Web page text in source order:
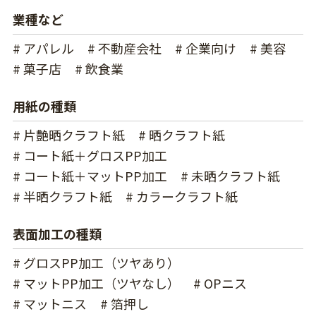
業種など
# アパレル
# 不動産会社 # 企業向け
# 美容
# 菓子店
# 飲食業
用紙の種類
# 片艶晒クラフト紙
# 晒クラフト紙
# コート紙＋グロスPP加工
# コート紙＋マットPP加工
# 未晒クラフト紙
# 半晒クラフト紙
# カラークラフト紙
表面加工の種類
# グロスPP加工（ツヤあり）
# マットPP加工（ツヤなし）
# OPニス
# マットニス
# 箔押し